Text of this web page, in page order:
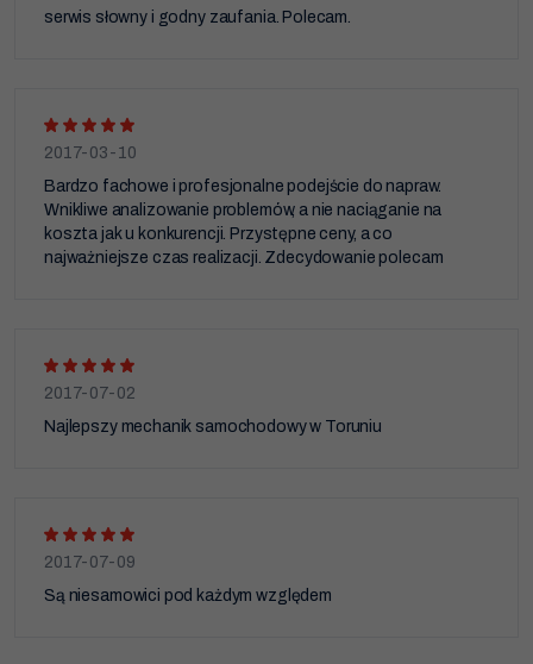
serwis słowny i godny zaufania. Polecam.
2017-03-10
Bardzo fachowe i profesjonalne podejście do napraw.
Wnikliwe analizowanie problemów, a nie naciąganie na
koszta jak u konkurencji. Przystępne ceny, a co
najważniejsze czas realizacji. Zdecydowanie polecam
2017-07-02
Najlepszy mechanik samochodowy w Toruniu
2017-07-09
Są niesamowici pod każdym względem